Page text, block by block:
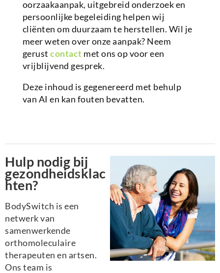
oorzaakaanpak, uitgebreid onderzoek en
persoonlijke begeleiding helpen wij
cliënten om duurzaam te herstellen. Wil je
meer weten over onze aanpak? Neem
gerustcontact met ons op voor een
vrijblijvend gesprek.
Deze inhoud is gegenereerd met behulp
van AI en kan fouten bevatten.
Hulp nodig bij
gezondheidsklac
hten?
BodySwitch is een
netwerk van
samenwerkende
orthomoleculaire
therapeuten en artsen.
Ons team is